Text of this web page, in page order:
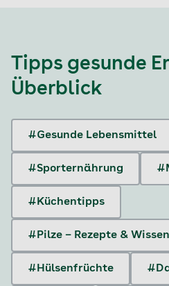
Tipps gesunde
Überblick
#Gesunde Lebensmittel
#Sporternährung
#Küchentipps
#Pilze – Rezepte &
#Hülsenfrüchte